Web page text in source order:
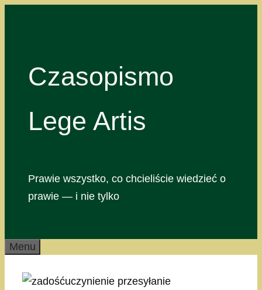
Czasopismo
Lege Artis
Prawie wszystko, co chcieliście wiedzieć o
prawie — i nie tylko
Menu